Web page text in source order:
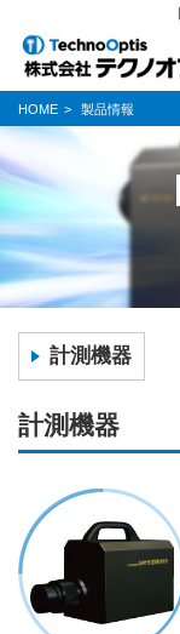
HOME 製品情報
計測機器
計測機器